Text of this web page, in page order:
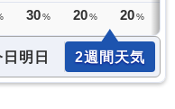
30 % 20 % 20 %
明日 2週間天気